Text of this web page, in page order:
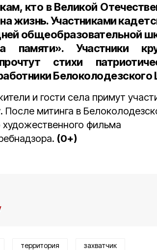
кто в Великой
жизнь. Участниками
общеобразовательной
памяти». Участники
стихи
Белоколодезского
и гости села примут
митинга в
фильма
(0+)
территория захватчик